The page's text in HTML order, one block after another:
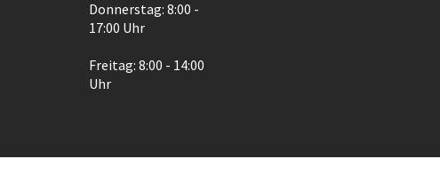
Donnerstag: 8:00 -
17:00 Uhr
Freitag: 8:00 - 14:00
Uhr